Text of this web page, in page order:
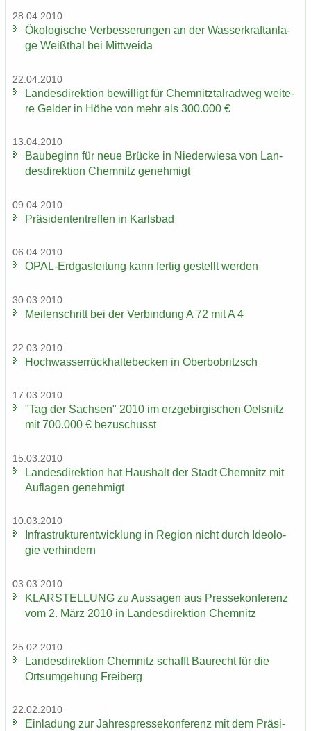
28.04.2010
Öko­lo­gi­sche Ver­bes­se­run­gen an der Was­ser­kraft­an­la­
ge Weiß­thal bei Mitt­wei­da
22.04.2010
Lan­des­di­rek­ti­on be­wil­ligt für Chem­nitz­tal­rad­weg wei­te­
re Gel­der in Höhe von mehr als 300.000 €
13.04.2010
Bau­be­ginn für neue Brü­cke in Nie­der­wie­sa von Lan­
des­di­rek­ti­on Chem­nitz ge­neh­migt
09.04.2010
Prä­si­den­ten­tref­fen in Karls­bad
06.04.2010
OPAL-​Erdgasleitung kann fer­tig ge­stellt wer­den
30.03.2010
Mei­len­schritt bei der Ver­bin­dung A 72 mit A 4
22.03.2010
Hoch­was­ser­rück­hal­te­be­cken in Ober­bobritzsch
17.03.2010
"Tag der Sach­sen" 2010 im erz­ge­bir­gi­schen Oels­nitz
mit 700.000 € be­zu­schusst
15.03.2010
Lan­des­di­rek­ti­on hat Haus­halt der Stadt Chem­nitz mit
Auf­la­gen ge­neh­migt
10.03.2010
In­fra­struk­tur­ent­wick­lung in Re­gi­on nicht durch Ideo­lo­
gie ver­hin­dern
03.03.2010
KLAR­STEL­LUNG zu Aus­sa­gen aus Pres­se­kon­fe­renz
vom 2. März 2010 in Lan­des­di­rek­ti­on Chem­nitz
25.02.2010
Lan­des­di­rek­ti­on Chem­nitz schafft Bau­recht für die
Orts­um­ge­hung Frei­berg
22.02.2010
Ein­la­dung zur Jah­res­pres­se­kon­fe­renz mit dem Prä­si­